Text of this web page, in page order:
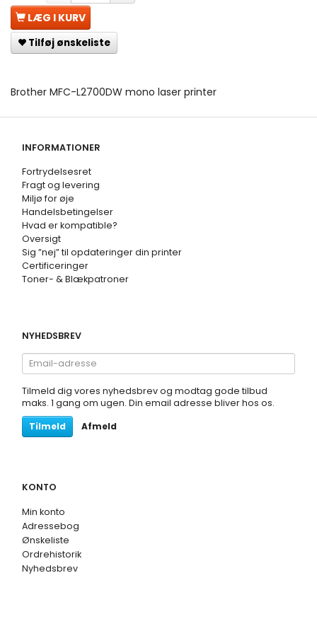
LÆG I KURV
Tilføj ønskeliste
Brother MFC-L2700DW mono laser printer
INFORMATIONER
Fortrydelsesret
Fragt og levering
Miljø for øje
Handelsbetingelser
Hvad er kompatible?
Oversigt
Sig ”nej” til opdateringer din printer
Certificeringer
Toner- & Blækpatroner
NYHEDSBREV
Email-
adresse
Tilmeld dig vores nyhedsbrev og modtag gode tilbud
maks. 1 gang om ugen. Din email adresse bliver hos os.
Tilmeld
Afmeld
KONTO
Min konto
Adressebog
Ønskeliste
Ordrehistorik
Nyhedsbrev